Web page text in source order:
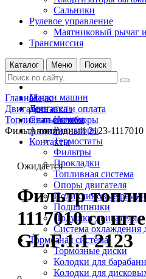
Сальники
Рулевое управление
Маятниковый рычаг
Трансмиссия
Каталог Меню Поиск
О нас
Доставка и оплата
Статьи и обзоры
Акции
Контакты
Марки машин
Двигатель
Помпы
Радиаторы
Термостаты
Фильтры
Прокладки
Топливная система
Опоры двигателя
Поликлиновые ремни
Подшипники
Подушки двигателя
Система охлаждения
Тормозная система
Тормозные диски
Колодки для
Колодки для
Главная
Двигатель
Топливная система
Фильтр топливный 2123-
Ожидается
Фильтр
1117010 со
GL.F.1.1 2123